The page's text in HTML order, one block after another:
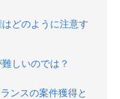
どのように注意す
しいのでは？
ンスの案件獲得と